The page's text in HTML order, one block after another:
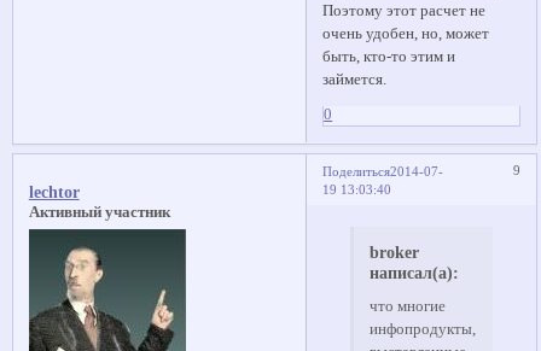
Поэтому этот расчет не
очень удобен, но, может
быть, кто-то этим и
займется.
0
Поделиться 9
2014-07-
19 13:03:40
lechtor
Активный участник
broker
написал(а):
что многие
инфопродукты,